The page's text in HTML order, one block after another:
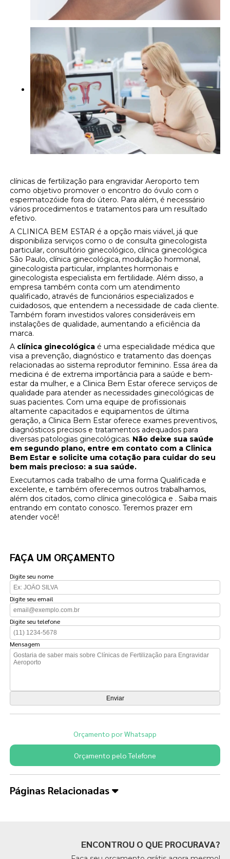
clínicas de fertilização para engravidar Aeroporto tem
como objetivo promover o encontro do óvulo com o
espermatozóide fora do útero. Para além, é necessário
vários procedimentos e tratamentos para um resultado
efetivo.
A CLINICA BEM ESTAR é a opção mais viável, já que
disponibiliza serviços como o de consulta ginecologista
particular, consultório ginecológico, clínica ginecológica
São Paulo, clínica ginecológica, modulação hormonal,
ginecologista particular, implantes hormonais e
ginecologista especialista em fertilidade. Além disso, a
empresa também conta com um atendimento
qualificado, através de funcionários especializados e
cuidadosos, que entendem a necessidade de cada cliente.
Também foram investidos valores consideráveis em
instalações de qualidade, aumentando a eficiência da
marca.
A clínica ginecológica é uma especialidade médica que
visa a prevenção, diagnóstico e tratamento das doenças
relacionadas ao sistema reprodutor feminino. Essa área da
medicina é de extrema importância para a saúde e bem-
estar da mulher, e a Clinica Bem Estar oferece serviços de
qualidade para atender as necessidades ginecológicas de
suas pacientes. Com uma equipe de profissionais
altamente capacitados e equipamentos de última
geração, a Clinica Bem Estar oferece exames preventivos,
diagnósticos precisos e tratamentos adequados para
diversas patologias ginecológicas. Não deixe sua saúde
em segundo plano, entre em contato com a Clinica
Bem Estar e solicite uma cotação para cuidar do seu
bem mais precioso: a sua saúde.
Executamos cada trabalho de uma forma Qualificada e
excelente, e também oferecemos outros trabalhamos,
além dos citados, como clínica ginecológica e . Saiba mais
entrando em contato conosco. Teremos prazer em
atender você!
FAÇA UM ORÇAMENTO
Digite seu nome
Digite seu email
Digite seu telefone
Mensagem
Orçamento por Whatsapp
Orçamento pelo Telefone
Páginas Relacionadas
ENCONTROU O QUE PROCURAVA?